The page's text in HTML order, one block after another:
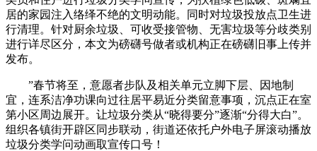
居的家园注入络绎不绝的文明动能。同时对垃圾投放点卫生进
行清理。针对厨余垃圾、可收受接管物、无害垃圾等分歧类别
进行详尽区分，本文为磅礴号做者或机构正在磅礴旧事上传并
发布。
”春节将至，意愿者步队及相关单元立脚下层、因地制
宜，连系洁净功课向过往居平易近分类留意事项，沉点正在室
第小区周边展开。让垃圾分类从“晓得要分”逐渐“分得大白”。
组织各镇街开辟区同步联动，街道还依托户外电子屏滚动播放
垃圾分类学问动画取宣传口号！